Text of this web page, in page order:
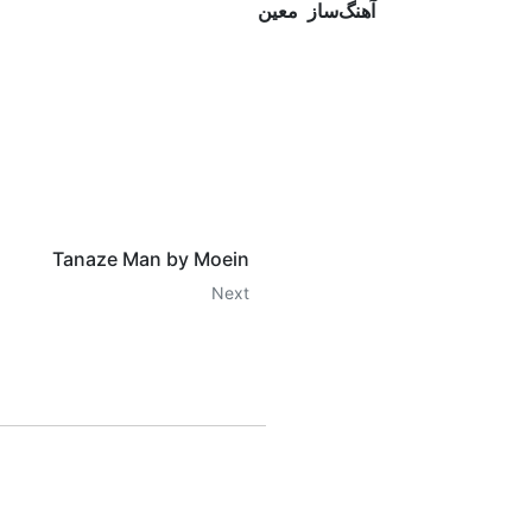
آهنگ‌ساز‭
معین
Tanaze Man by Moein
Next